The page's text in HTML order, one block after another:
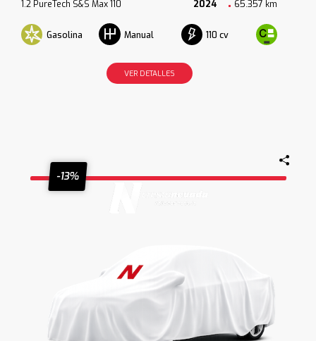
1.2 PureTech S&S Max 110 2024 65.357 km
Gasolina Manual 110 cv
VER DETALLES
-13%